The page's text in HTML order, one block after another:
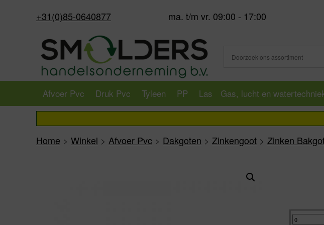
+31(0)85-0640877 ma. t/m vr. 09:00 - 17:00
Afvoer Pvc Druk Pvc Tyleen PP Las Gas, lucht en
Home > Winkel > Afvoer Pvc > Dakgoten > Zinkengoot > Zinken
NTZ
eindstuk